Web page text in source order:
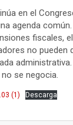
en el
agenda
fiscales,
no pueden
administrativa.
se negocia.
(1) Descarga